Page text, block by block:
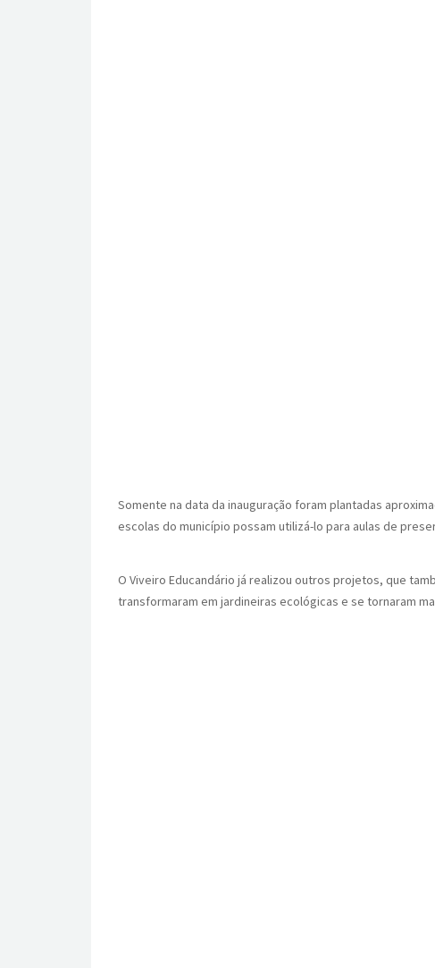
Somente na data da inauguração foram plantadas
escolas do município possam utilizá-lo para aulas de
O Viveiro Educandário já realizou outros projetos, que
transformaram em jardineiras ecológicas e se tornaram